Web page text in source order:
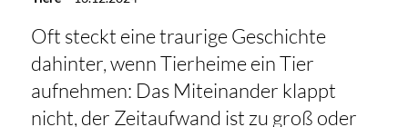
Oft steckt eine traurige Geschichte
dahinter, wenn Tierheime ein Tier
aufnehmen: Das Miteinander klappt
nicht, der Zeitaufwand ist zu groß oder